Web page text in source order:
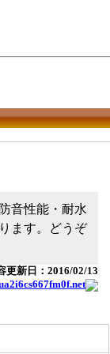
音性能・耐水
ます。どうぞ
更新日：2016/02/13